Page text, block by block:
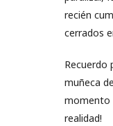
recién
cerrados
Recuerdo
muñeca
momento
realidad!